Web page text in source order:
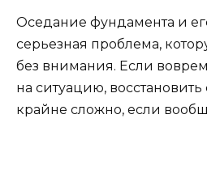
Оседание фундамента и
серьезная проблема,
без внимания. Если
на ситуацию,
крайне сложно, если